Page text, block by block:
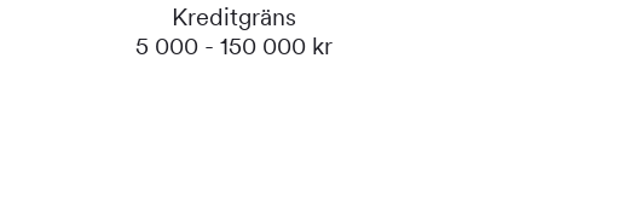
Kreditgräns
5 000 - 150 000 kr